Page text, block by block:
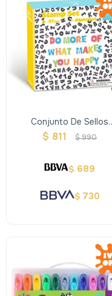
Conjunto De Sellos
Alfabeto
$ 811 $990
$ 689
$ 730